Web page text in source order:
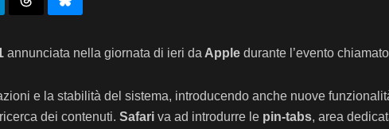
annunciata nella giornata di ieri da Apple durante l’evento chiamato
e la stabilità del sistema, introducendo anche nuove
dei contenuti. Safari va ad introdurre le pin-tabs, area